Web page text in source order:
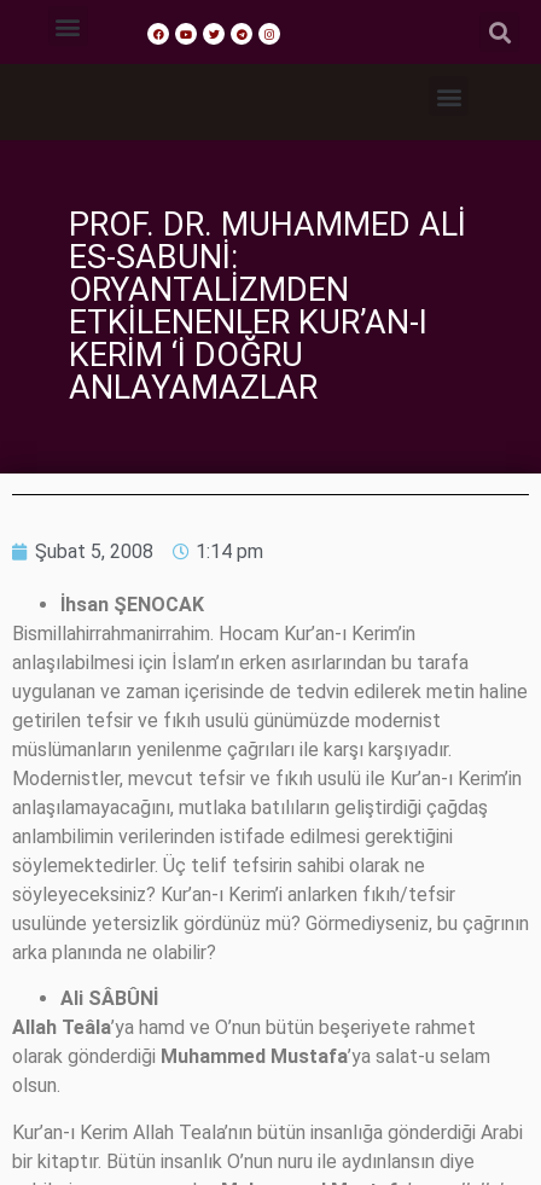
PROF. DR. MUHAMMED ALI
ES-SABUNI:
ORYANTALIZMDEN
ETKILENENLER KUR’AN-I
KERIM ‘I DOĞRU
ANLAYAMAZLAR
Şubat 5, 2008 1:14 pm
İhsan ŞENOCAK
Bismillahirrahmanirrahim. Hocam Kur’an-ı Kerim’in
anlaşılabilmesi için İslam’ın erken asırlarından bu tarafa
uygulanan ve zaman içerisinde de tedvin edilerek metin haline
getirilen tefsir ve fıkıh usulü günümüzde modernist
müslümanların yenilenme çağrıları ile karşı karşıyadır.
Modernistler, mevcut tefsir ve fıkıh usulü ile Kur’an-ı Kerim’in
anlaşılamayacağını, mutlaka batılıların geliştirdiği çağdaş
anlambilimin verilerinden istifade edilmesi gerektiğini
söylemektedirler. Üç telif tefsirin sahibi olarak ne
söyleyeceksiniz? Kur’an-ı Kerim’i anlarken fıkıh/tefsir
usulünde yetersizlik gördünüz mü? Görmediyseniz, bu çağrının
arka planında ne olabilir?
Ali SÂBÛNİ
Allah Teâla’ya hamd ve O’nun bütün beşeriyete rahmet
olarak gönderdiği Muhammed Mustafa’ya salat-u selam
olsun.
Kur’an-ı Kerim Allah Teala’nın bütün insanlığa gönderdiği Arabi
bir kitaptır. Bütün insanlık O’nun nuru ile aydınlansın diye